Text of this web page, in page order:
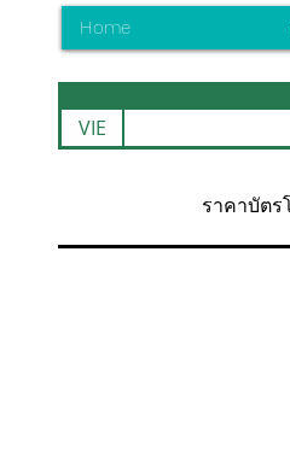
Home
VIE
ราคาบัตร